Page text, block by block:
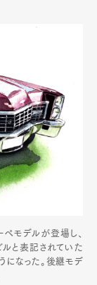
モデルが登場し、
と表記されていた
になった。後継モデ